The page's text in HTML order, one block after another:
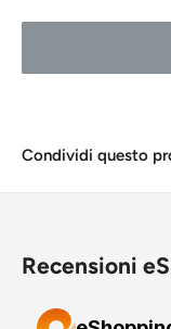
Condividi questo
Recensioni